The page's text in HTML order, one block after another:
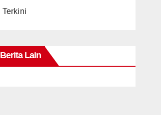
Terkini
Berita Lain